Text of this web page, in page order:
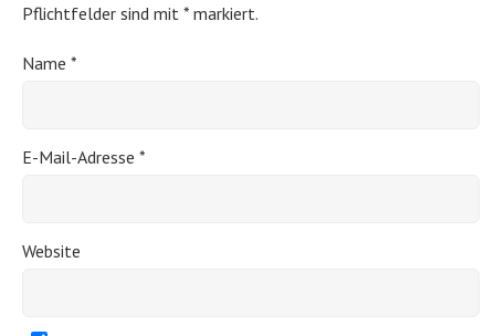
Pflichtfelder sind mit * markiert.
Name *
E-Mail-Adresse *
Website